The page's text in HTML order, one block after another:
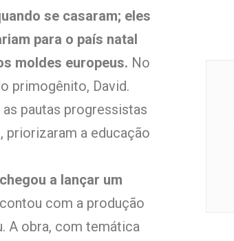
se casaram; eles
para o país natal
moldes europeus. No
primogênito, David.
pautas progressistas
priorizaram a educação
a lançar um
com a produção
A obra, com temática